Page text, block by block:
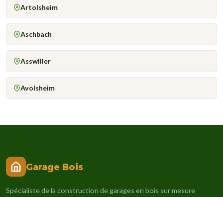
Artolsheim
Aschbach
Asswiller
Avolsheim
Garage Bois
Spécialiste de la construction de garages en bois sur mesure